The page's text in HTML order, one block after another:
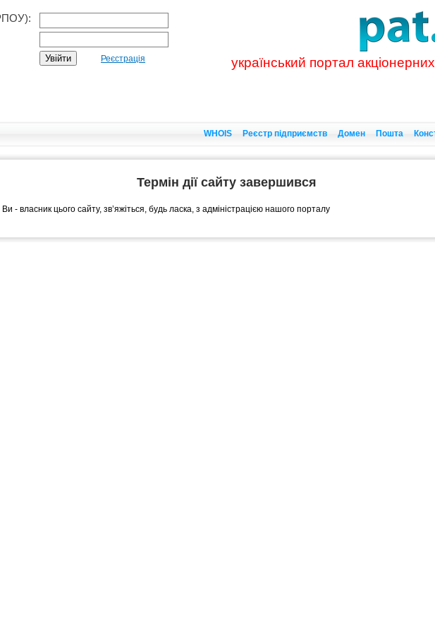
Реєстрація український портал
WHOIS Реєстр підприємств Домен Пошта
Термін дії сайту завершився
- власник цього сайту, зв’яжіться, будь ласка, з адміністрацією нашого порталу